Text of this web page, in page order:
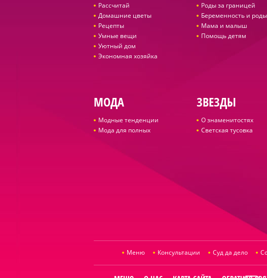
Рассчитай
Домашние цветы
Рецепты
Умные вещи
Уютный дом
Экономная хозяйка
Роды за границей
Беременность и роды
Мама и малыш
Помощь детям
МОДА
Модные тенденции
Мода для полных
ЗВЕЗДЫ
О знаменитостях
Светская тусовка
Меню Консультации Суд да дело